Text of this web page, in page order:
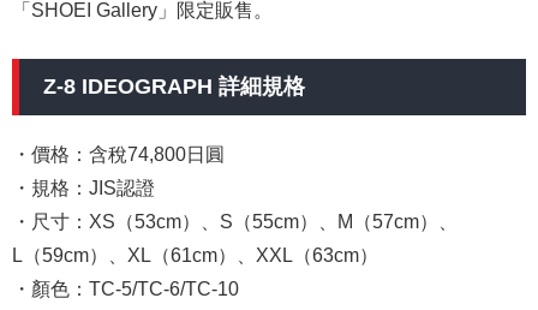
「SHOEI Gallery」限定販售。
Z-8 IDEOGRAPH 詳細規格
・價格：含稅74,800日圓
・規格：JIS認證
・尺寸：XS（53cm）、S（55cm）、M（57cm）、
L（59cm）、XL（61cm）、XXL（63cm）
・顏色：TC-5/TC-6/TC-10